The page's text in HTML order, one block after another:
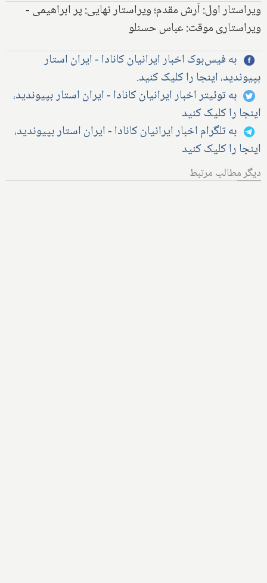
ویراستار اول: آرش مقدم؛ ویراستار نهایی: پر ابراهیمی -
ویراستاری موقت: عباس حسنلو
به فیس‌بوک اخبار ایرانیان کانادا - ایران استار
بپیوندید، اینجا را کلیک کنید.
به توئیتر اخبار ایرانیان کانادا - ایران استار بپیوندید،
اینجا را کلیک کنید
به تلگرام اخبار ایرانیان کانادا - ایران استار بپیوندید،
اینجا را کلیک کنید
دیگر مطالب مرتبط